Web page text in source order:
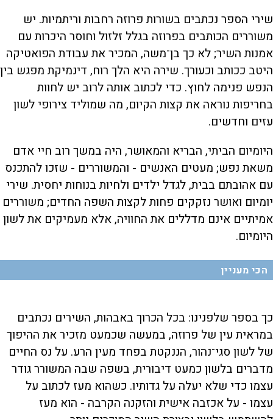
שירי הספר נכתבים בשורות פרוזה רחבות וריתמיות. יש
משוררים הכותבים בפרוזה בגלל זלזול וחוסר היכרות עם
אמנות השיר; לא כך בן־משה, המכיר את עבודת הפואטיקה
היטב ככותב וכעורך. שירה היא הלך רוח, דינמיקת מפגש בין
הנפש פנימה לחוץ. כדי לכתוב אותה לרוב יש לחוות
בחריפות נוראה את קצות הקיום, מה שמוליד צירופי לשון
עזים וחדשים.
היומיום הביתי, הבריא והמאושר, היה במשך רוב חיי אדם
משאת נפש; מעטים האנשים - והמשוררים - שזכו להתכנס
עם אהובתם בבית, לגדל ילדים ולחיות בנוחות יחסית. שירי
יומיום ואושר נזקקים פחות לקצות השפה החדים; משוררים
אמיתיים אינם מדללים את החוויה, אלא מעמיקים את לשון
היומיום.
הכי מעניין
כך בספר שלפנינו: בכל הכרוך באבהות, השירים נכתבים
במראית עין של פרוזה, במעשה שכמעט מזכיר את ההיפוך
של לשון סגי־נהור, הננקטת בפחד מעין הרע. על נס החיים
מדברים בלשון כמעט דיבורית, בשפה שבה המשורר גודר
עצמו כדי שלא יעלה על גדותיו. כשהוא מעז לכתוב על
עצמו - על אכזבה אישית והזקנה הקרבה - הוא מעז